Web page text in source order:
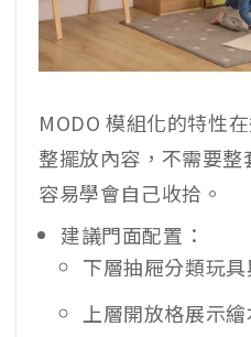
MODO 模組化的特性
整擺放內容，不需要
容易學會自己收拾。
建議門面配置：
下層抽屜分類玩
上層開放格展示